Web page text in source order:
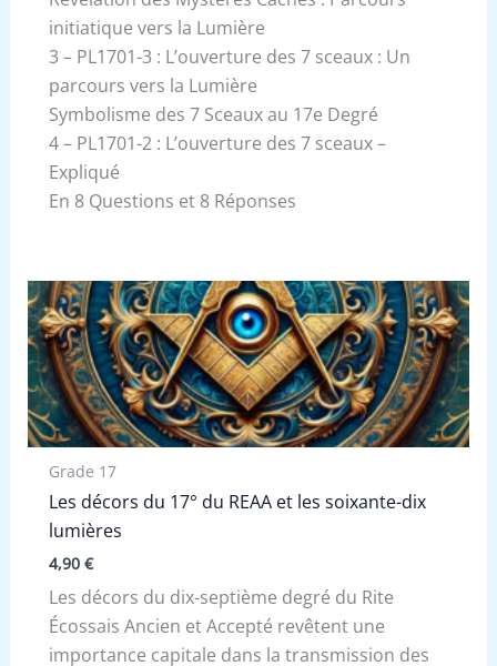
initiatique vers la Lumière
3 – PL1701-3 : L’ouverture des 7 sceaux : Un
parcours vers la Lumière
Symbolisme des 7 Sceaux au 17e Degré
4 – PL1701-2 : L’ouverture des 7 sceaux –
Expliqué
En 8 Questions et 8 Réponses
Grade 17
Les décors du 17° du REAA et les soixante-dix
lumières
4,90 €
Les décors du dix-septième degré du Rite
Écossais Ancien et Accepté revêtent une
importance capitale dans la transmission des